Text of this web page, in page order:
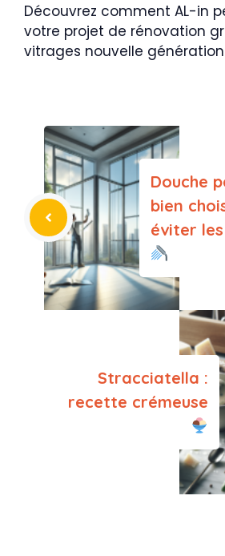
Découvrez comment AL-in
votre projet de rénovation
vitrages nouvelle génération
Douche
bien
éviter
Stracciatella :
recette crémeuse